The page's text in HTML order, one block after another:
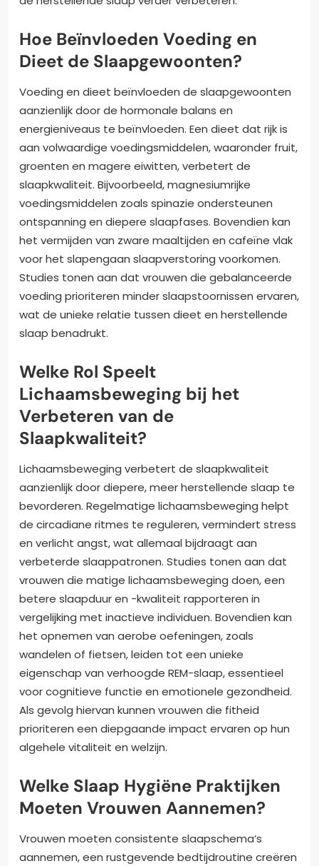
Hoe Beïnvloeden Voeding en
Dieet de Slaapgewoonten?
Voeding en dieet beïnvloeden de slaapgewoonten
aanzienlijk door de hormonale balans en
energieniveaus te beïnvloeden. Een dieet dat rijk is
aan volwaardige voedingsmiddelen, waaronder fruit,
groenten en magere eiwitten, verbetert de
slaapkwaliteit. Bijvoorbeeld, magnesiumrijke
voedingsmiddelen zoals spinazie ondersteunen
ontspanning en diepere slaapfases. Bovendien kan
het vermijden van zware maaltijden en cafeïne vlak
voor het slapengaan slaapverstoring voorkomen.
Studies tonen aan dat vrouwen die gebalanceerde
voeding prioriteren minder slaapstoornissen ervaren,
wat de unieke relatie tussen dieet en herstellende
slaap benadrukt.
Welke Rol Speelt
Lichaamsbeweging bij het
Verbeteren van de
Slaapkwaliteit?
Lichaamsbeweging verbetert de slaapkwaliteit
aanzienlijk door diepere, meer herstellende slaap te
bevorderen. Regelmatige lichaamsbeweging helpt
de circadiane ritmes te reguleren, vermindert stress
en verlicht angst, wat allemaal bijdraagt aan
verbeterde slaappatronen. Studies tonen aan dat
vrouwen die matige lichaamsbeweging doen, een
betere slaapduur en -kwaliteit rapporteren in
vergelijking met inactieve individuen. Bovendien kan
het opnemen van aerobe oefeningen, zoals
wandelen of fietsen, leiden tot een unieke
eigenschap van verhoogde REM-slaap, essentieel
voor cognitieve functie en emotionele gezondheid.
Als gevolg hiervan kunnen vrouwen die fitheid
prioriteren een diepgaande impact ervaren op hun
algehele vitaliteit en welzijn.
Welke Slaap Hygiëne Praktijken
Moeten Vrouwen Aannemen?
Vrouwen moeten consistente slaapschema’s
aannemen, een rustgevende bedtijdroutine creëren